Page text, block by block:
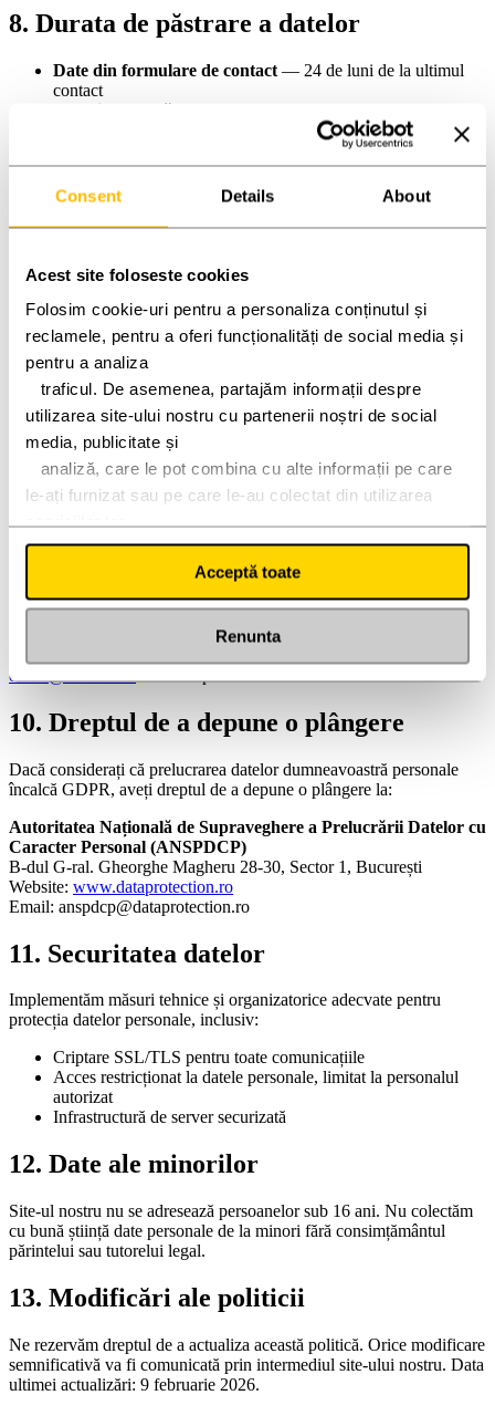
Consent Details About
Acest site foloseste cookies
Folosim cookie-uri pentru a personaliza conținutul și
reclamele, pentru a oferi funcționalități de social media și
pentru a analiza
utilizarea site-ului nostru cu partenerii noștri de social
media, publicitate și
le-ați furnizat sau pe care le-au colectat din utilizarea
serviciilor lor.
Acceptă toate
Renunta
8. Durata de păstrare a datelor
Date din formulare de contact — 24 de luni de la ultimul
contact
Cereri de ofertă
— 14 luni (setarea implicită GA4)
Date Google Ads— maxim 540 zile
Date Meta Pixel
— maxim 180 zile
anonimizate.
9. Drepturile dumneavoastră
Conform GDPR, aveți următoarele drepturi:
Dreptul de acces(Art. 15) — să obțineți o copie a datelor
personale pe care le prelucrăm
Dreptul la rectificare
Dreptul la ștergere
(Art. 17) — "dreptul de a fi uitat"
Dreptul la restricționarea prelucrării(Art. 18) — să limitați
prelucrarea datelor
bazate pe interes legitim
Dreptul de retragere a consimțământului(Art. 7(3)) — în
office@coremo.ro
10. Dreptul de a depune o plângere
Dacă considerați că prelucrarea datelor dumneavoastră personale
încalcă GDPR, aveți dreptul de a depune o plângere la:
Autoritatea Națională de Supraveghere a Prelucrării Datelor cu
Caracter Personal (ANSPDCP)
B-dul G-ral. Gheorghe Magheru 28-30, Sector 1, București
Website: www.dataprotection.ro
Email: anspdcp@dataprotection.ro
11. Securitatea datelor
Implementăm măsuri tehnice și organizatorice adecvate pentru
protecția datelor personale, inclusiv:
Criptare SSL/TLS pentru toate comunicațiile
Acces restricționat la datele personale, limitat la personalul
autorizat
Infrastructură de server securizată
12. Date ale minorilor
Site-ul nostru nu se adresează persoanelor sub 16 ani. Nu colectăm
cu bună știință date personale de la minori fără consimțământul
părintelui sau tutorelui legal.
13. Modificări ale politicii
Ne rezervăm dreptul de a actualiza această politică. Orice modificare
semnificativă va fi comunicată prin intermediul site-ului nostru. Data
ultimei actualizări: 9 februarie 2026.